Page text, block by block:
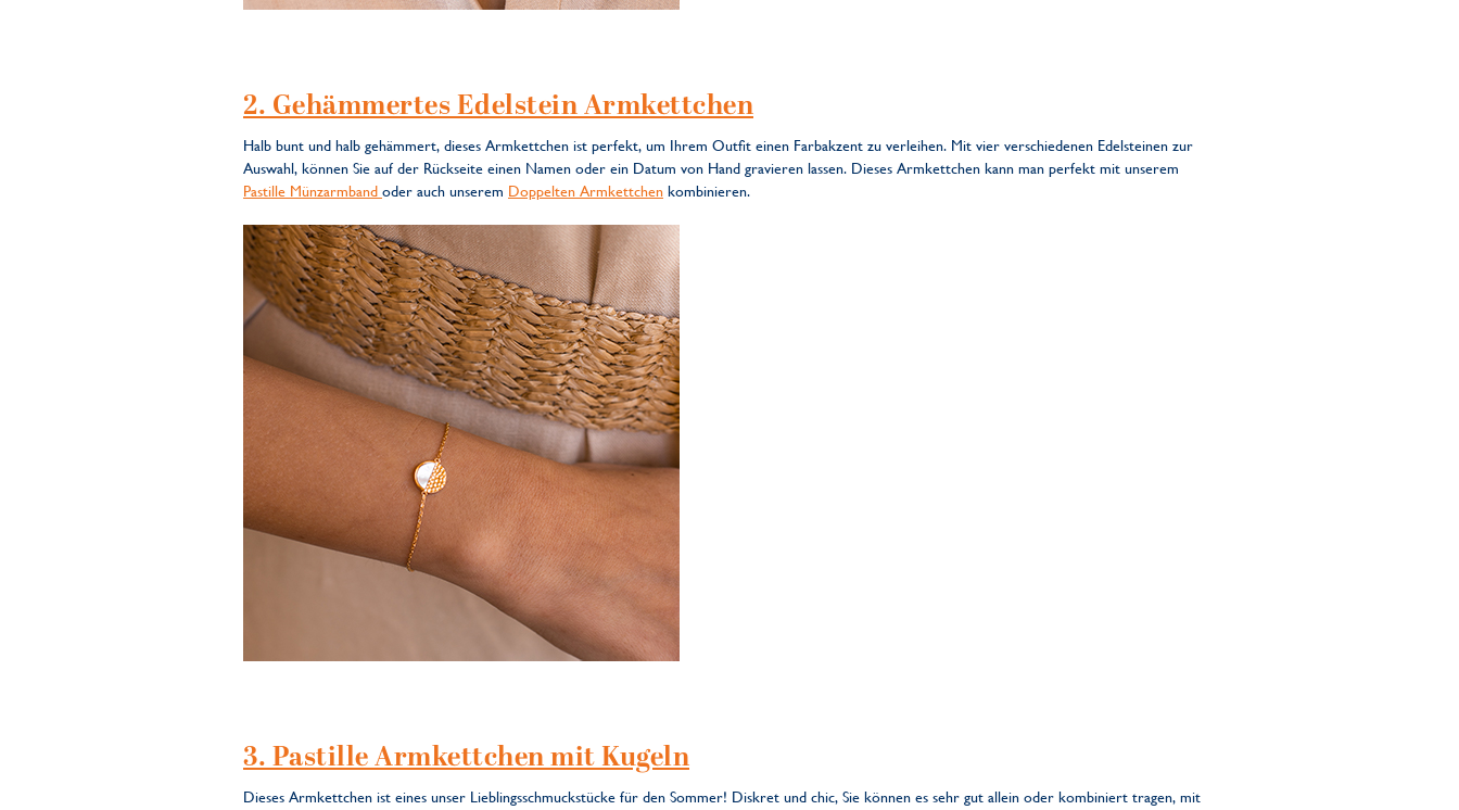
2. Gehämmertes Edelstein Armkettchen
Halb bunt und halb gehämmert, dieses Armkettchen ist perfekt, um Ihrem Outfit einen Farbakzent zu verleihen. Mit vier verschiedenen Edelsteinen zur
Auswahl, können Sie auf der Rückseite einen Namen oder ein Datum von Hand gravieren lassen. Dieses Armkettchen kann man perfekt mit unserem
Pastille Münzarmband oder auch unserem Doppelten Armkettchen kombinieren.
3. Pastille Armkettchen mit Kugeln
Dieses Armkettchen ist eines unser Lieblingsschmuckstücke für den Sommer! Diskret und chic, Sie können es sehr gut allein oder kombiniert tragen, mit